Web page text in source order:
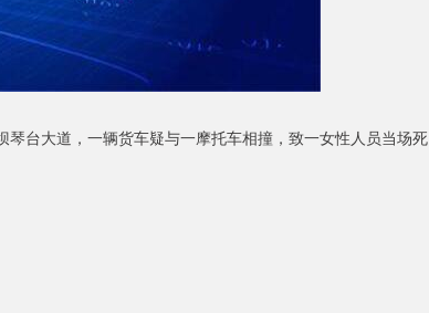
台大道，一辆货车疑与一摩托车相撞，致一女性人员当场死